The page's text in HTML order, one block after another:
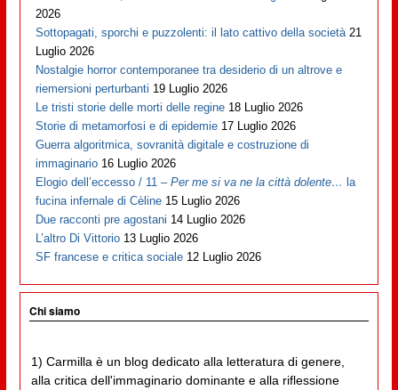
2026
Sottopagati, sporchi e puzzolenti: il lato cattivo della società 21
Luglio 2026
Nostalgie horror contemporanee tra desiderio di un altrove e
riemersioni perturbanti 19 Luglio 2026
Le tristi storie delle morti delle regine 18 Luglio 2026
Storie di metamorfosi e di epidemie 17 Luglio 2026
Guerra algoritmica, sovranità digitale e costruzione di
immaginario 16 Luglio 2026
Elogio dell’eccesso / 11 –Per me si va ne la città dolente… la
fucina infernale di Cèline 15 Luglio 2026
Due racconti pre agostani 14 Luglio 2026
L’altro Di Vittorio 13 Luglio 2026
SF francese e critica sociale 12 Luglio 2026
Chi siamo
1) Carmilla è un blog dedicato alla letteratura di genere,
alla critica dell'immaginario dominante e alla riflessione